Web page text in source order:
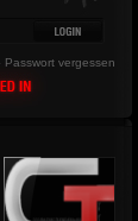
Passwort vergessen